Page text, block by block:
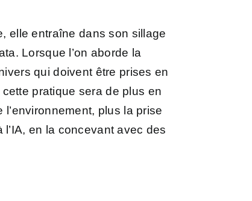
elle entraîne dans son sillage
Lorsque l’on aborde la
qui doivent être prises en
pratique sera de plus en
plus la prise
en la concevant avec des